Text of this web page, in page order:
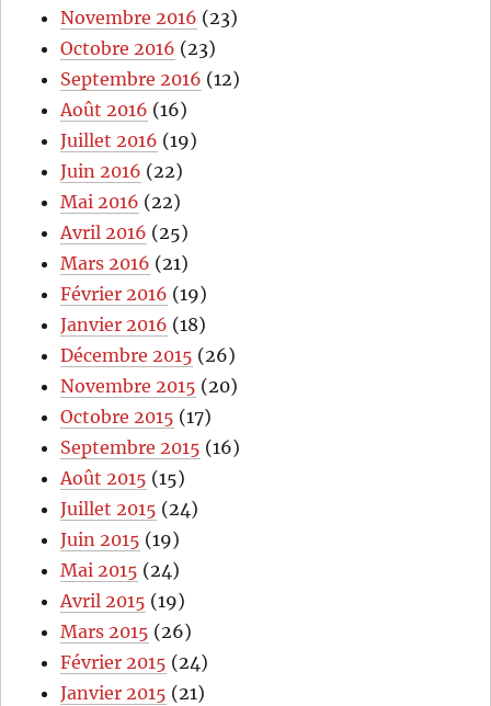
Novembre 2016 (23)
Octobre 2016 (23)
Septembre 2016 (12)
Août 2016 (16)
Juillet 2016 (19)
Juin 2016 (22)
Mai 2016 (22)
Avril 2016 (25)
Mars 2016 (21)
Février 2016 (19)
Janvier 2016 (18)
Décembre 2015 (26)
Novembre 2015 (20)
Octobre 2015 (17)
Septembre 2015 (16)
Août 2015 (15)
Juillet 2015 (24)
Juin 2015 (19)
Mai 2015 (24)
Avril 2015 (19)
Mars 2015 (26)
Février 2015 (24)
Janvier 2015 (21)